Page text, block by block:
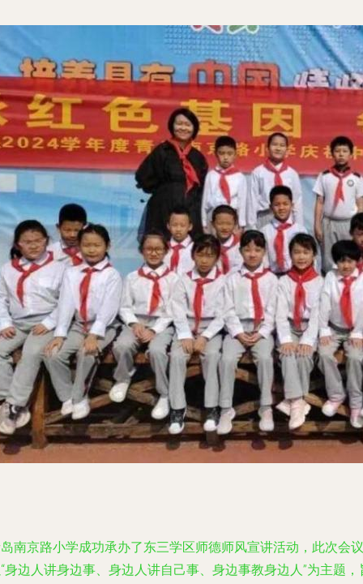
南京路小学成功承办了东三学区师德师风宣讲活动，此次会议
身边人讲身边事、身边人讲自己事、身边事教身边人”为主题，